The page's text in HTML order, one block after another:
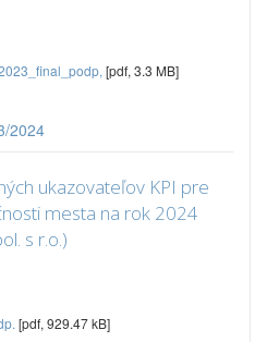
[pdf, 3.3 MB]
2024
ukazovateľov KPI pre
mesta na rok 2024
s r.o.)
[pdf, 929.47 kB]